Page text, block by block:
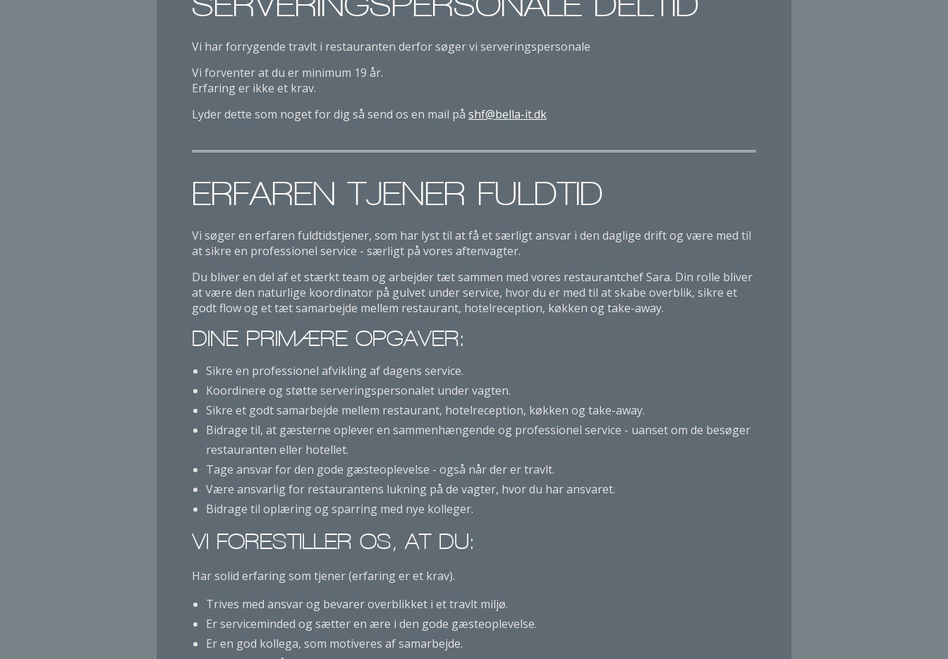
Vi har forrygende travlt i restauranten derfor søger vi serveringspersonale
Vi forventer at du er minimum 19 år.
Erfaring er ikke et krav.
Lyder dette som noget for dig så send os en mail på shf@bella-it.dk
ERFAREN TJENER FULDTID
Vi søger en erfaren fuldtidstjener, som har lyst til at få et særligt ansvar i den daglige drift og være med til
at sikre en professionel service - særligt på vores aftenvagter.
Du bliver en del af et stærkt team og arbejder tæt sammen med vores restaurantchef Sara. Din rolle bliver
at være den naturlige koordinator på gulvet under service, hvor du er med til at skabe overblik, sikre et
godt flow og et tæt samarbejde mellem restaurant, hotelreception, køkken og take-away.
DINE PRIMÆRE OPGAVER:
Sikre en professionel afvikling af dagens service.
Koordinere og støtte serveringspersonalet under vagten.
Sikre et godt samarbejde mellem restaurant, hotelreception, køkken og take-away.
Bidrage til, at gæsterne oplever en sammenhængende og professionel service - uanset om de besøger
restauranten eller hotellet.
Tage ansvar for den gode gæsteoplevelse - også når der er travlt.
Være ansvarlig for restaurantens lukning på de vagter, hvor du har ansvaret.
Bidrage til oplæring og sparring med nye kolleger.
VI FORESTILLER OS, AT DU:
Har solid erfaring som tjener (erfaring er et krav).
Trives med ansvar og bevarer overblikket i et travlt miljø.
Er serviceminded og sætter en ære i den gode gæsteoplevelse.
Er en god kollega, som motiveres af samarbejde.